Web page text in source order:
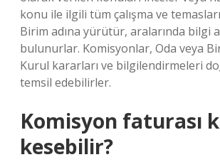
konu ile ilgili tüm çalışma ve
Birim adına yürütür, aralarında bilgi
bulunurlar. Komisyonlar, Oda veya
Kurul kararları ve bilgilendirmeleri
temsil edebilirler.
Komisyon faturası
kesebilir?